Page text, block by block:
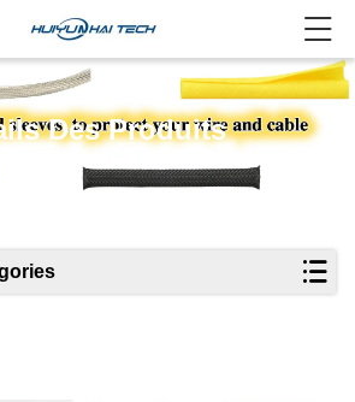
Des Produits